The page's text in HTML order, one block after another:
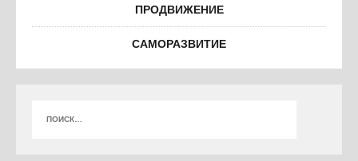
ПРОДВИЖЕНИЕ
САМОРАЗВИТИЕ